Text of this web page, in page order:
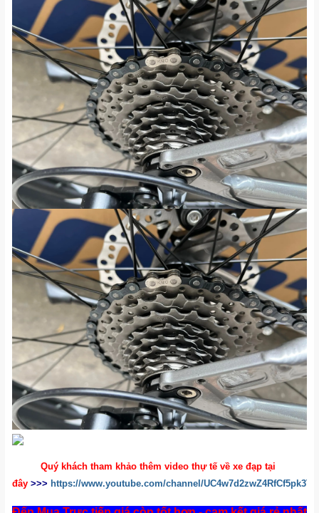
Quý khách tham khảo thêm video thự tế về xe đạp tại
đây >>> https://www.youtube.com/channel/